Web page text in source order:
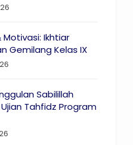
Ikhtiar
Gemilang Kelas IX
Sabilillah
Tahfidz Program